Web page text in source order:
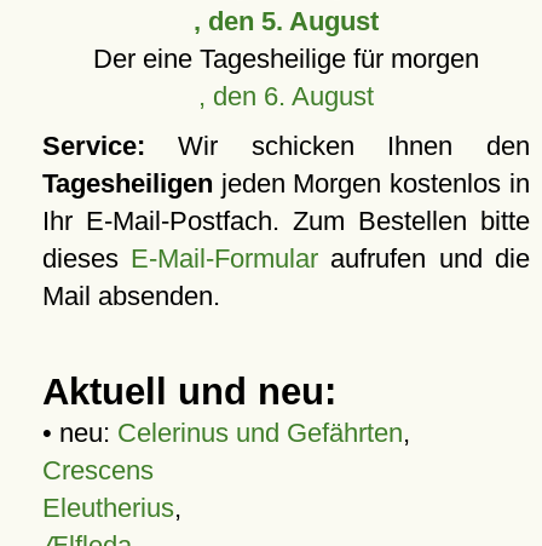
, den 5. August
Der eine Tagesheilige für morgen
, den 6. August
Service: Wir schicken Ihnen den
Tagesheiligen jeden Morgen kostenlos in
Ihr E-Mail-Postfach. Zum Bestellen bitte
dieses E-Mail-Formular aufrufen und die
Mail absenden.
Aktuell und neu:
• neu: Celerinus und Gefährten,
Crescens
Eleutherius,